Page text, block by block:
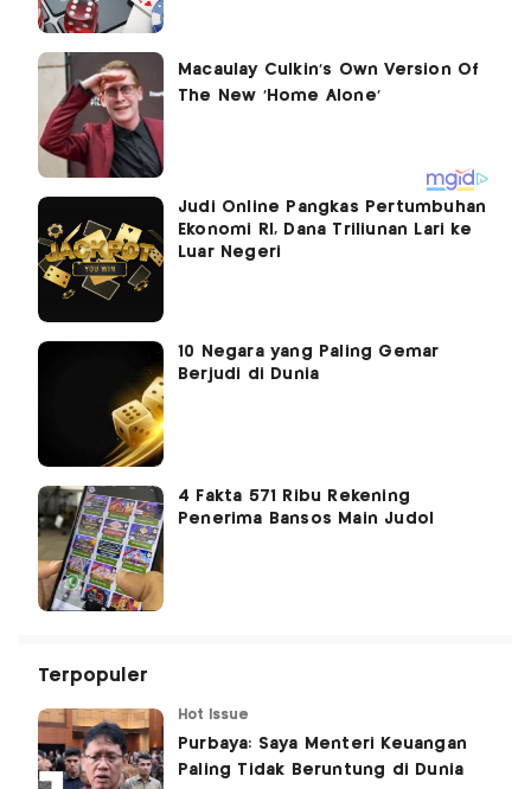
Judi Online Pangkas Pertumbuhan
Ekonomi RI, Dana Triliunan Lari ke
Luar Negeri
10 Negara yang Paling Gemar
Berjudi di Dunia
4 Fakta 571 Ribu Rekening
Penerima Bansos Main Judol
Terpopuler
Hot Issue
Purbaya: Saya Menteri Keuangan
Paling Tidak Beruntung di Dunia